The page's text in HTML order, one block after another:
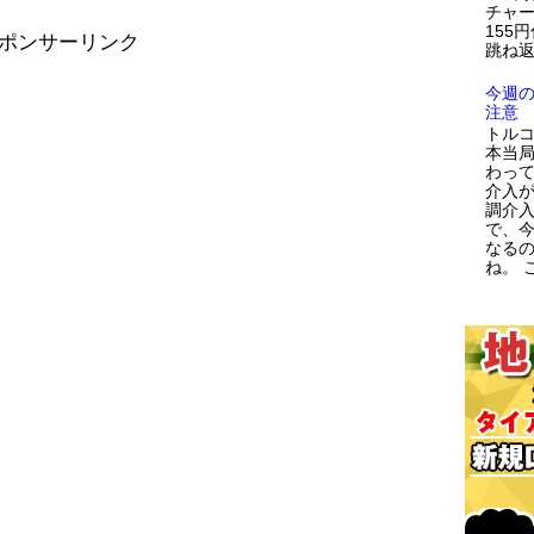
ンサーリンク
チャ
155
跳ね
今週
注意
トル
本当
わっ
介入
調介
で、
なる
ね。